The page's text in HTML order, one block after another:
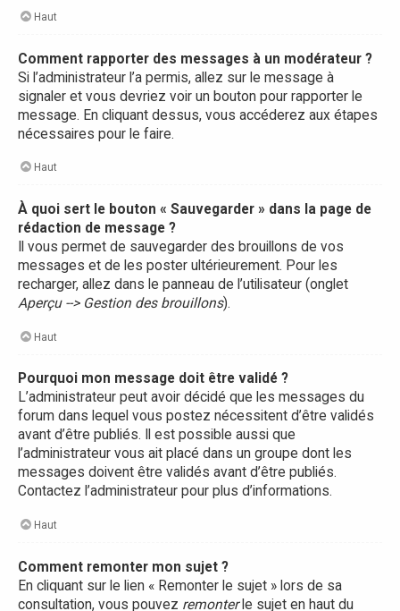
Haut
Comment rapporter des messages à un modérateur ?
Si l’administrateur l’a permis, allez sur le message à
signaler et vous devriez voir un bouton pour rapporter le
message. En cliquant dessus, vous accéderez aux étapes
nécessaires pour le faire.
Haut
À quoi sert le bouton « Sauvegarder » dans la page de
rédaction de message ?
Il vous permet de sauvegarder des brouillons de vos
messages et de les poster ultérieurement. Pour les
recharger, allez dans le panneau de l’utilisateur (onglet
Aperçu --> Gestion des brouillons).
Haut
Pourquoi mon message doit être validé ?
L’administrateur peut avoir décidé que les messages du
forum dans lequel vous postez nécessitent d’être validés
avant d’être publiés. Il est possible aussi que
l’administrateur vous ait placé dans un groupe dont les
messages doivent être validés avant d’être publiés.
Contactez l’administrateur pour plus d’informations.
Haut
Comment remonter mon sujet ?
En cliquant sur le lien « Remonter le sujet » lors de sa
consultation, vous pouvez remonterle sujet en haut du